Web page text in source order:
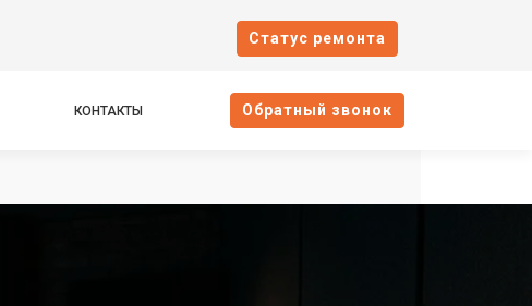
Cтатус ремонта
КОНТАКТЫ Oбратный звонок